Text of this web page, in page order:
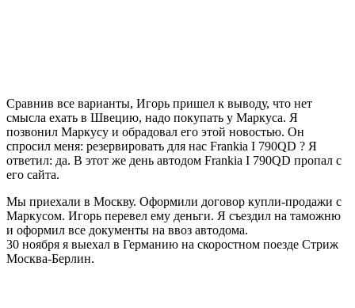
Сравнив все варианты, Игорь пришел к выводу, что нет
смысла ехать в Швецию, надо покупать у Маркуса. Я
позвонил Маркусу и обрадовал его этой новостью. Он
спросил меня: резервировать для нас Frankia I 790QD ? Я
ответил: да. В этот же день автодом Frankia I 790QD пропал с
его сайта.
Мы приехали в Москву. Оформили договор купли-продажи с
Маркусом. Игорь перевел ему деньги. Я съездил на таможню
и оформил все документы на ввоз автодома.
30 ноября я выехал в Германию на скоростном поезде Стриж
Москва-Берлин.